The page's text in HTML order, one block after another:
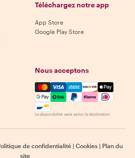
Téléchargez notre app
App Store
Google Play Store
Nous acceptons
Mastercard, Visa, Amex,
La disponibilité varie selon la destination
de confidentialité | Cookies | Plan du
site